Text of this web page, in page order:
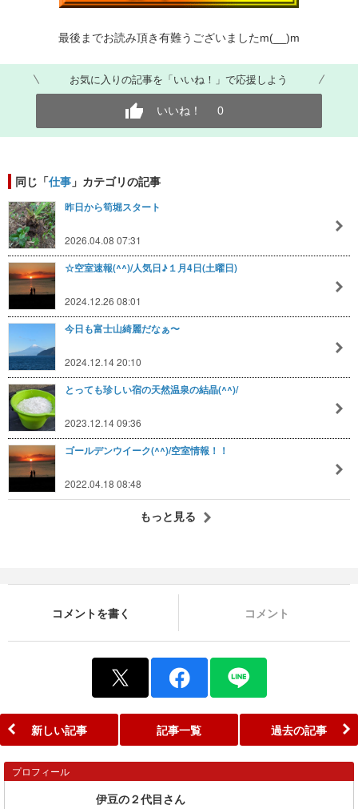
最後までお読み頂き有難うございましたm(__)m
お気に入りの記事を「いいね！」で応援しよう
いいね！ 0
同じ「仕事 」カテゴリの記事
昨日から筍堀スタート
2026.04.08 07:31
☆空室速報(^^)/人気日♪１月4日(土曜日)
2024.12.26 08:01
今日も富士山綺麗だなぁ〜
2024.12.14 20:10
とっても珍しい宿の天然温泉の結晶(^^)/
2023.12.14 09:36
ゴールデンウイーク(^^)/空室情報！！
2022.04.18 08:48
もっと見る
コメントを書く コメント
新しい記事 記事一覧 過去の記事
プロフィール
伊豆の２代目さん